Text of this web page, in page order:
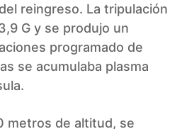
reingreso. La tripulación
G y se produjo un
programado de
se acumulaba plasma
metros de altitud, se